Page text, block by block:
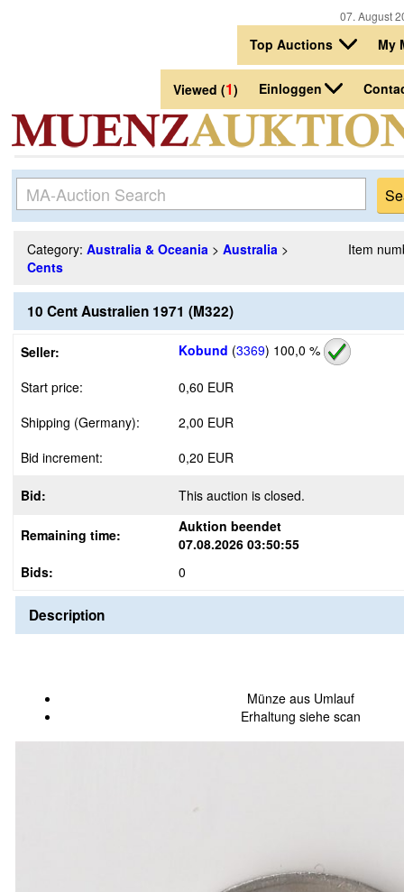
07. August
Top Auctions My
Viewed (1) Einloggen
Category: Australia & Oceania > Australia >
Cents
Item
10 Cent Australien 1971 (M322)
Seller: Kobund (3369) 100,0 %
Start price:
0,60 EUR
Shipping (Germany):
2,00 EUR
Bid increment:
0,20 EUR
Bid: This auction is closed.
Remaining time:
Auktion beendet
07.08.2026 03:50:55
Bids:
0
Description
Münze aus Umlauf
Erhaltung siehe scan